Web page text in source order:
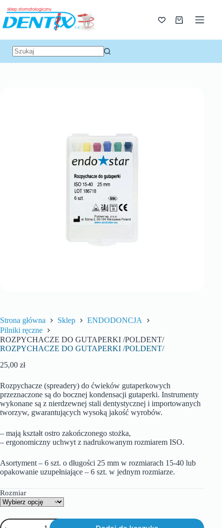
Strona główna Sklep
ENDODONCJA
Pilniki ręczne
ROZPYCHACZE DO GUTAPERKI /POLDENT/
ROZPYCHACZE DO GUTAPERKI /POLDENT/
25,00 zł
Rozpychacze (spreadery) do ćwieków gutaperkowych
przeznaczone są do bocznej kondensacji gutaperki. Instrumenty
wykonane są z nierdzewnej stali dentystycznej i importowanych
tworzyw, gwarantujących wysoką jakość wyrobów.
– mają kształt ostro zakończonego stożka,
– ergonomiczny uchwyt z nadrukowanym rozmiarem ISO.
Asortyment – 6 szt. o długości 25 mm w rozmiarach 15-40 lub
opakowanie uzupełniające – 6 szt. w jednym rozmiarze.
Rozmiar